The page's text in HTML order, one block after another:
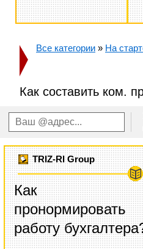
Все категории » На
Как составить ком.
TRIZ-RI Group
Как
пронормировать
работу